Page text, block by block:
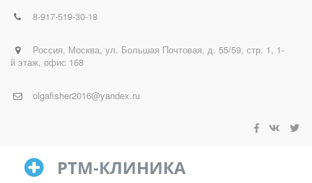
8-917-519-30-18
Россия, Москва, ул. Большая Почтовая, д. 55/59, стр. 1, 1-
й этаж, офис 168
olgafisher2016@yandex.ru
РТМ-КЛИНИКА